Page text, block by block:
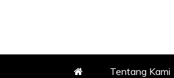
Tentang Kami